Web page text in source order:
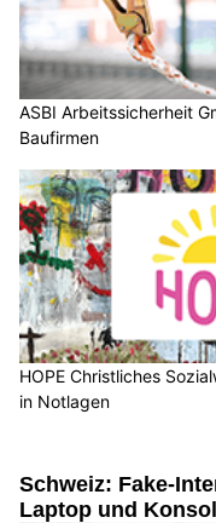
ASBI Arbeitssicherheit
Baufirmen
HOPE Christliches
in Notlagen
Schweiz: Fake-
Laptop und